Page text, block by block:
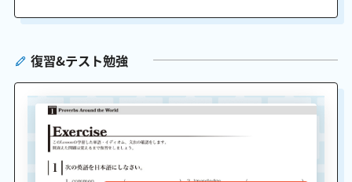
復習&テスト勉強